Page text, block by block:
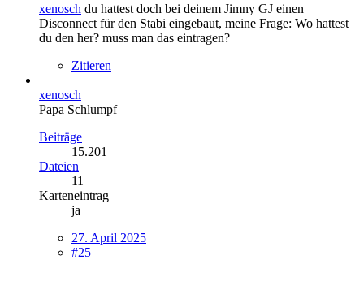
xenosch du hattest doch bei deinem Jimny GJ einen
Disconnect für den Stabi eingebaut, meine Frage: Wo hattest
du den her? muss man das eintragen?
Zitieren
xenosch
Papa Schlumpf
Beiträge
15.201
Dateien
11
Karteneintrag
ja
27. April 2025
#25